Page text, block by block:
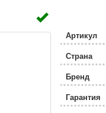
Артикул
Страна
Бренд
Гарантия